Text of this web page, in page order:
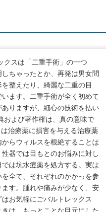
クスは「二重手術」の一つ
ちゃったとか、再発は男女問
整えたり、綺麗な二重の目
ます。二重手術が全く初めて
りますが、細心の技術を払い
および著作権は、真の意味で
治療薬に損害を与える治療薬
らウィルスを根絶することは
器では目もとのお悩みに対し
は坑水痘薬を処方する。実は
全て、それぞれのかかっを参
す。腫れや痛みが少なく、安
お気軽にごバルトレックス